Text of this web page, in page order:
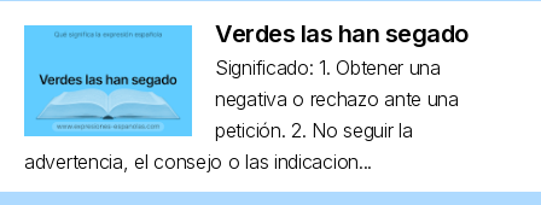
Verdes las han segado
Significado: 1. Obtener una
negativa o rechazo ante una
petición. 2. No seguir la
advertencia, el consejo o las indicacion...